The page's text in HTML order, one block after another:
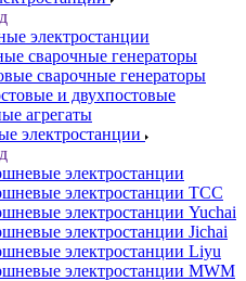
электростанции
сварочные генераторы
сварочные генераторы
и двухпостовые
агрегаты
электростанции
электростанции
электростанции ТСС
электростанции Yuchai
электростанции Jichai
электростанции Liyu
электростанции MWM